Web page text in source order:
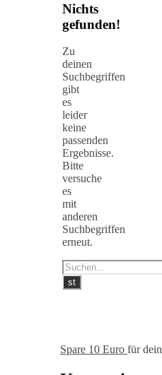
Nichts
gefunden!
Zu
deinen
Suchbegriffen
gibt
es
leider
keine
passenden
Ergebnisse.
Bitte
versuche
es
mit
anderen
Suchbegriffen
erneut.
Spare 10 Euro für